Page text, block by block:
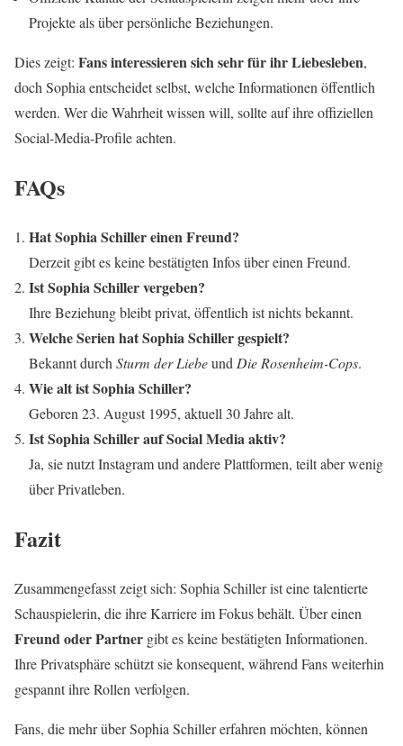
Projekte als über persönliche Beziehungen.
Dies zeigt: Fans interessieren sich sehr für ihr Liebesleben,
doch Sophia entscheidet selbst, welche Informationen öffentlich
werden. Wer die Wahrheit wissen will, sollte auf ihre offiziellen
Social-Media-Profile achten.
FAQs
Hat Sophia Schiller einen Freund?
Derzeit gibt es keine bestätigten Infos über einen Freund.
Ist Sophia Schiller vergeben?
Ihre Beziehung bleibt privat, öffentlich ist nichts bekannt.
Welche Serien hat Sophia Schiller gespielt?
Bekannt durch Sturm der Liebeund Die Rosenheim-Cops.
Wie alt ist Sophia Schiller?
Geboren 23. August 1995, aktuell 30 Jahre alt.
Ist Sophia Schiller auf Social Media aktiv?
Ja, sie nutzt Instagram und andere Plattformen, teilt aber wenig
über Privatleben.
Fazit
Zusammengefasst zeigt sich: Sophia Schiller ist eine talentierte
Schauspielerin, die ihre Karriere im Fokus behält. Über einen
Freund oder Partner gibt es keine bestätigten Informationen.
Ihre Privatsphäre schützt sie konsequent, während Fans weiterhin
gespannt ihre Rollen verfolgen.
Fans, die mehr über Sophia Schiller erfahren möchten, können